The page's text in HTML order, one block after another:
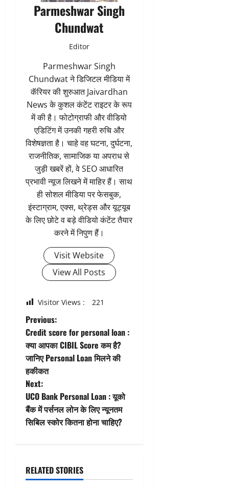
Parmeshwar Singh
Chundwat
Editor
Parmeshwar Singh
Chundwat ने डिजिटल मीडिया में
कॅरियर की शुरुआत Jaivardhan
News के कुशल कंटेंट राइटर के रूप
में की है। फोटोग्राफी और वीडियो
एडिटिंग में उनकी गहरी रुचि और
विशेषज्ञता है। चाहे वह घटना, दुर्घटना,
राजनीतिक, सामाजिक या अपराध से
जुड़ी खबरें हों, वे SEO आधारित
प्रभावी न्यूज लिखने में माहिर हैं। साथ
ही सोशल मीडिया पर फेसबुक,
इंस्टाग्राम, एक्स, थ्रेड्स और यूट्यूब
के लिए छोटे व बड़े वीडियो कंटेंट तैयार
करने में निपुण हैं।
Visit Website
View All Posts
Visitor Views : 221
P
o
s
t
n
a
i
Previous:
Credit score for personal loan :
क्या आपका CIBIL Score कम है?
जानिए Personal Loan मिलने की
हकीकत
Next:
UCO Bank Personal Loan : यूको
बैंक में पर्सनल लोन के लिए न्यूनतम
सिबिल स्कोर कितना होना चाहिए?
RELATED STORIES